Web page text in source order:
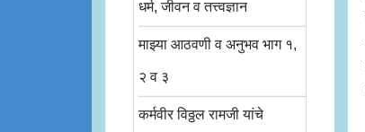
धर्म, जीवन व तत्त्वज्ञान
माझ्या आठवणी व अनुभव भाग १,
२ व ३
कर्मवीर विठ्ठल रामजी यांचे